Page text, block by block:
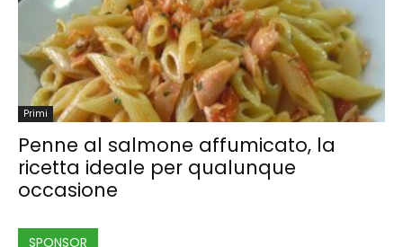
Primi
Penne al salmone affumicato, la
ricetta ideale per qualunque
occasione
SPONSOR